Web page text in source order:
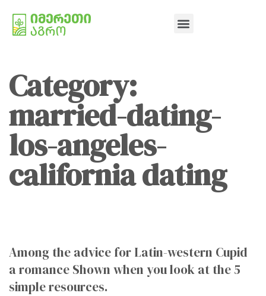
Category:
married-dating-
los-angeles-
california dating
Among the advice for Latin-western Cupid
a romance Shown when you look at the 5
simple resources.